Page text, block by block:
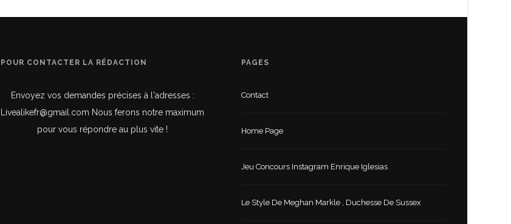
POUR CONTACTER LA RÉDACTION
Envoyez vos demandes précises à l'adresses :
Livealikefr@gmail.com Nous ferons notre maximum
pour vous répondre au plus vite !
PAGES
Contact
Home Page
Jeu Concours Instagram Enrique Iglesias
Le Style De Meghan Markle , Duchesse De Sussex